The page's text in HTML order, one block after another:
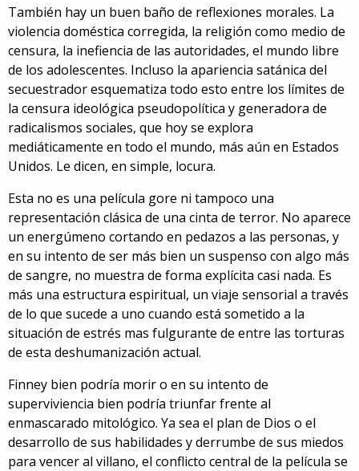
También hay un buen baño de reflexiones morales. La
violencia doméstica corregida, la religión como medio de
censura, la inefiencia de las autoridades, el mundo libre
de los adolescentes. Incluso la apariencia satánica del
secuestrador esquematiza todo esto entre los límites de
la censura ideológica pseudopolítica y generadora de
radicalismos sociales, que hoy se explora
mediáticamente en todo el mundo, más aún en Estados
Unidos. Le dicen, en simple, locura.
Esta no es una película gore ni tampoco una
representación clásica de una cinta de terror. No aparece
un energúmeno cortando en pedazos a las personas, y
en su intento de ser más bien un suspenso con algo más
de sangre, no muestra de forma explícita casi nada. Es
más una estructura espiritual, un viaje sensorial a través
de lo que sucede a uno cuando está sometido a la
situación de estrés mas fulgurante de entre las torturas
de esta deshumanización actual.
Finney bien podría morir o en su intento de
superviviencia bien podría triunfar frente al
enmascarado mitológico. Ya sea el plan de Dios o el
desarrollo de sus habilidades y derrumbe de sus miedos
para vencer al villano, el conflicto central de la película se